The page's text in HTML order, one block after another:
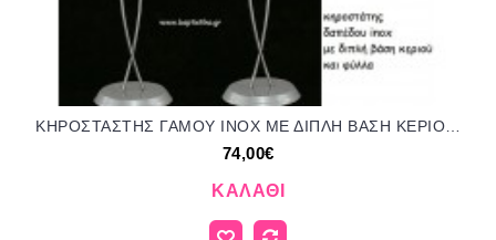
74,00€
ΚΑΛΆΘΙ